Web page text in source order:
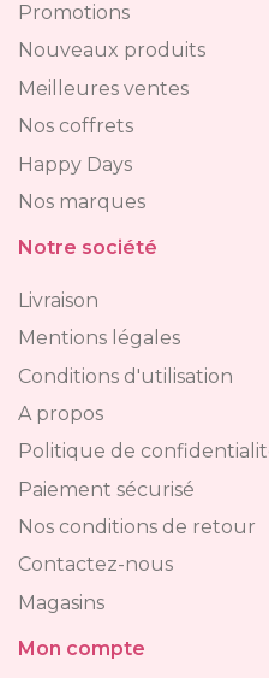
Promotions
Nouveaux produits
Meilleures ventes
Nos coffrets
Happy Days
Nos marques
Notre société
Livraison
Mentions légales
Conditions d'utilisation
A propos
Politique de
Paiement sécurisé
Nos conditions de retour
Contactez-nous
Magasins
Mon compte